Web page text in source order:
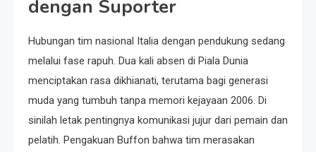
dengan Suporter
Hubungan tim nasional Italia dengan pendukung sedang
melalui fase rapuh. Dua kali absen di Piala Dunia
menciptakan rasa dikhianati, terutama bagi generasi
muda yang tumbuh tanpa memori kejayaan 2006. Di
sinilah letak pentingnya komunikasi jujur dari pemain dan
pelatih. Pengakuan Buffon bahwa tim merasakan